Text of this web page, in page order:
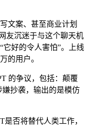
文案、甚至商业计划
友沉迷于与这个聊天机
好的令人害怕”。上线
的用户。
的争议，包括：颠覆
抄袭，输出的是模仿
是否将替代人类工作，